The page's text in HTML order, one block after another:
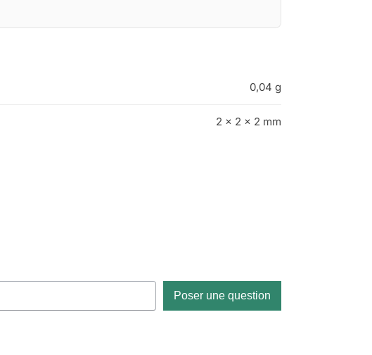
0,04 g
2 × 2 × 2 mm
Poser une question